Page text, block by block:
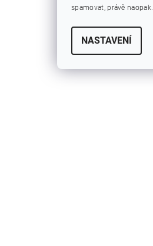
spamovat, právě naopak.
NASTAVENÍ